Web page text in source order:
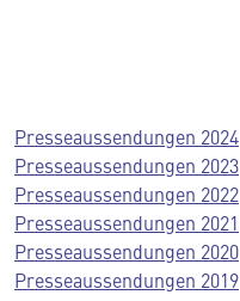
Presseaussendungen 2024
Presseaussendungen 2023
Presseaussendungen 2022
Presseaussendungen 2021
Presseaussendungen 2020
Presseaussendungen 2019